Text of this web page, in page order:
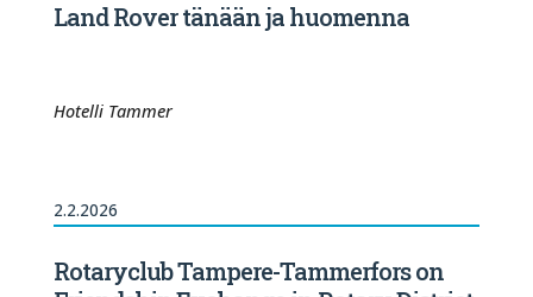
Land Rover tänään ja huomenna
Hotelli Tammer
2.2.2026
Rotaryclub Tampere-Tammerfors on